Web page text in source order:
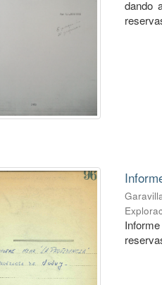
dando